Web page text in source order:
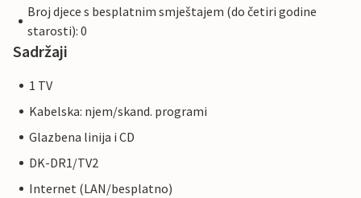
Broj djece s besplatnim smještajem (do četiri godine
starosti): 0
Sadržaji
1 TV
Kabelska: njem/skand. programi
Glazbena linija i CD
DK-DR1/TV2
Internet (LAN/besplatno)